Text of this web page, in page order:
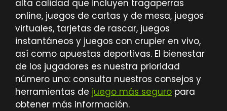
alta calidad que incluyen tragaperras
online, juegos de cartas y de mesa, juegos
virtuales, tarjetas de rascar, juegos
instantáneos y juegos con crupier en vivo,
así como apuestas deportivas. El bienestar
de los jugadores es nuestra prioridad
número uno: consulta nuestros consejos y
herramientas de juego más seguro para
obtener más información.